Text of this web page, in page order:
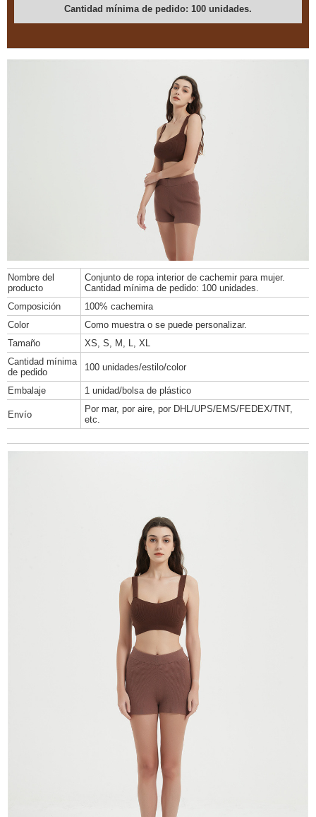
Cantidad mínima de pedido: 100 unidades.
Nombre del
producto
Conjunto de ropa interior de cachemir para mujer.
Cantidad mínima de pedido: 100 unidades.
Composición
100% cachemira
Color
Como muestra o se puede personalizar.
Tamaño
XS, S, M, L, XL
Cantidad mínima
de pedido
100 unidades/estilo/color
Embalaje 1 unidad/bolsa de plástico
Envío
Por mar, por aire, por DHL/UPS/EMS/FEDEX/TNT,
etc.